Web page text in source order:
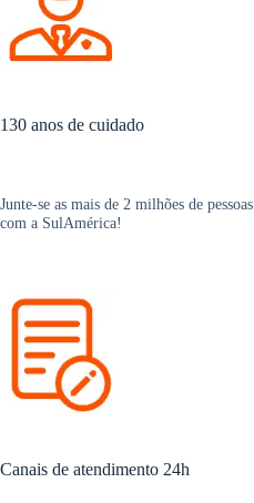
130 anos de cuidado
Junte-se as mais de 2 milhões de
com a SulAmérica!
Canais de atendimento 24h